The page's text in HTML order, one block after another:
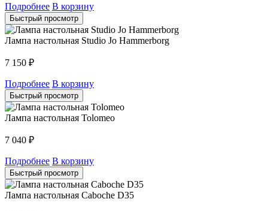
Подробнее В корзину
Быстрый просмотр
Лампа настольная Studio Jo Hammerborg
7 150 ₽
Подробнее В корзину
Быстрый просмотр
Лампа настольная Tolomeo
7 040 ₽
Подробнее В корзину
Быстрый просмотр
Лампа настольная Caboche D35